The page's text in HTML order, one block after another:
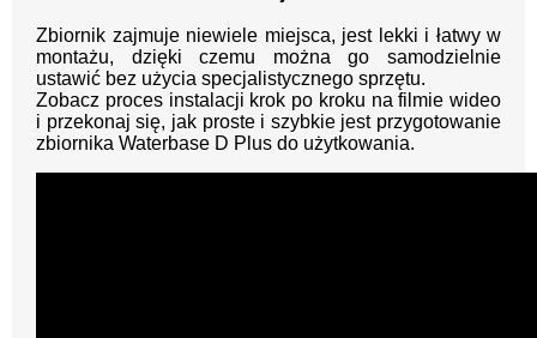
Zbiornik zajmuje niewiele miejsca, jest lekki i łatwy w
montażu, dzięki czemu można go samodzielnie
ustawić bez użycia specjalistycznego sprzętu.
Zobacz proces instalacji krok po kroku na filmie wideo
i przekonaj się, jak proste i szybkie jest przygotowanie
zbiornika Waterbase D Plus do użytkowania.